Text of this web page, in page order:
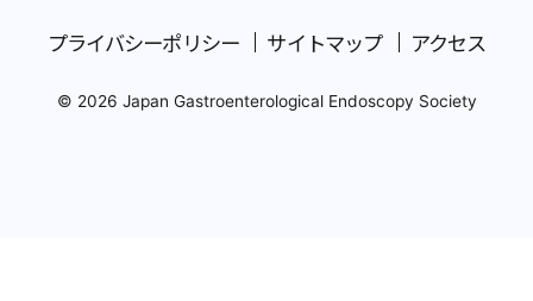
プライバシーポリシー サイトマップ アクセス
© 2026 Japan Gastroenterological Endoscopy Society